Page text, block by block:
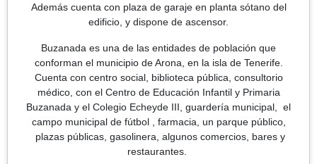
Además cuenta con plaza de garaje en planta sótano del
edificio, y dispone de ascensor.
Buzanada es una de las entidades de población que
conforman el municipio de Arona, en la isla de Tenerife.
Cuenta con centro social, biblioteca pública, consultorio
médico, con el Centro de Educación Infantil y Primaria
Buzanada y el Colegio Echeyde III, guardería municipal, el
campo municipal de fútbol , farmacia, un parque público,
plazas públicas, gasolinera, algunos comercios, bares y
restaurantes.